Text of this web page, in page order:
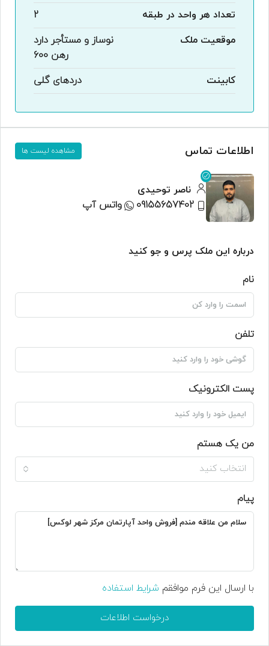
تعداد هر واحد در طبقه
2
موقعیت ملک
نوساز و مستأجر دارد
رهن 600
کابینت
دردهای گلی
اطلاعات تماس مشاهده لیست ها
ناصر توحیدی
09155657402
واتس آپ
درباره این ملک پرس و جو کنید
نام
تلفن
پست الکترونیک
من یک هستم
انتخاب کنید
پیام
با ارسال این فرم موافقم شرایط استفاده
درخواست اطلاعات